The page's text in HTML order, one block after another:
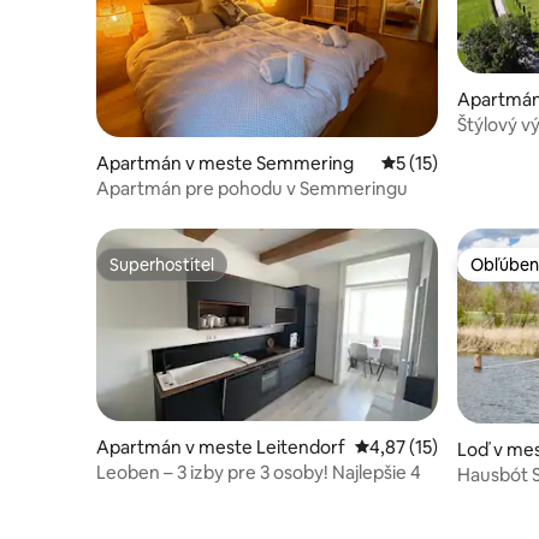
Apartmán v meste Semmering Priemerné
5 (15)
Apartmán pre pohodu v Semmeringu
ei Ilz
Štýlový
Superhostiteľ
Superhostiteľ
Apartmán v meste Leitendorf Priemerné
4,87 (15)
Leoben – 3 izby pre 3 osoby! Najlepšie 4
Loď v
ab
Hausbót